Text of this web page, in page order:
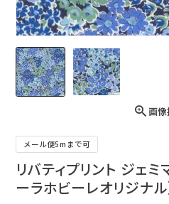
画
メール便5mまで可
リバティプリント ジェ
ーラホビーレオリジナ